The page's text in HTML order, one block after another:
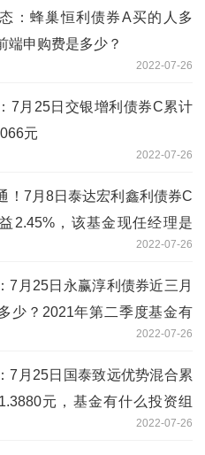
：蜂巢恒利债券A买的人多
端申购费是多少？
2022-07-26
7月25日交银增利债券C累计
元
2022-07-26
！7月8日泰达宏利鑫利债券C
2.45%，该基金现任经理是
2022-07-26
7月25日永赢淳利债券近三月
少？2021年第二季度基金有
2022-07-26
7月25日国泰致远优势混合累
元，基金有什么投资组
2022-07-26